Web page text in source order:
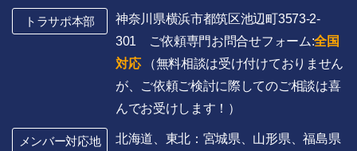
トラサポ本部
神奈川県横浜市都筑区池辺町3573-2-
301 ご依頼専門お問合せフォーム:全国
対応（無料相談は受け付けておりません
が、ご依頼ご検討に際してのご相談は喜
んでお受けします！）
メンバー対応地
北海道、東北：宮城県、山形県、福島県